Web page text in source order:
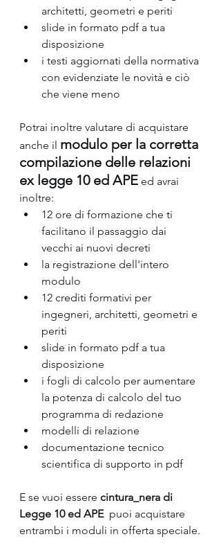
architetti, geometri e periti
slide in formato pdf a tua
disposizione
i testi aggiornati della normativa
con evidenziate le novità e ciò
che viene meno
Potrai inoltre valutare di acquistare
anche il modulo per la corretta
compilazione delle relazioni
ex legge 10 ed APE ed avrai
inoltre:
12 ore di formazione che ti
facilitano il passaggio dai
vecchi ai nuovi decreti
la registrazione dell'intero
modulo
12 crediti formativi per
ingegneri, architetti, geometri e
periti
slide in formato pdf a tua
disposizione
i fogli di calcolo per aumentare
la potenza di calcolo del tuo
programma di redazione
modelli di relazione
documentazione tecnico
scientifica di supporto in pdf
E se vuoi essere cintura_nera di
Legge 10 ed APE
  puoi acquistare
entrambi i moduli in offerta speciale.